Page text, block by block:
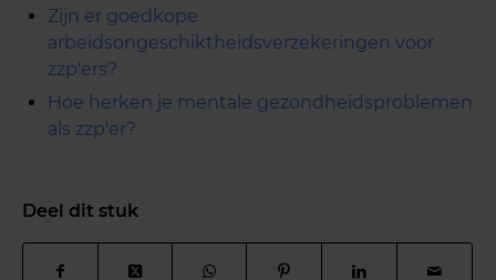
Zijn er goedkope
arbeidsongeschiktheidsverzekeringen voor
zzp'ers?
Hoe herken je mentale gezondheidsproblemen
als zzp'er?
Deel dit stuk